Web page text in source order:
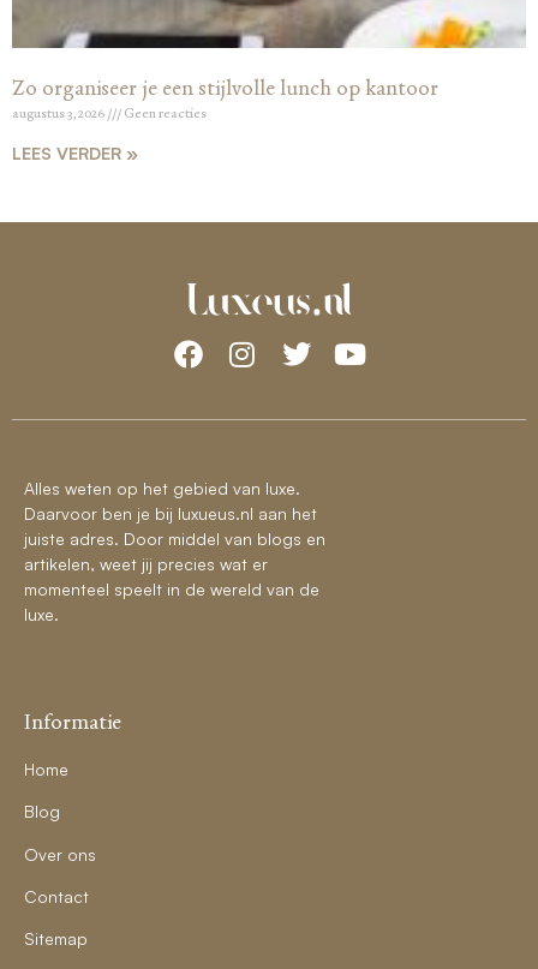
Zo organiseer je een stijlvolle lunch op kantoor
augustus 3, 2026 Geen reacties
LEES VERDER »
Alles weten op het gebied van luxe.
Daarvoor ben je bij luxueus.nl aan het
juiste adres. Door middel van blogs en
artikelen, weet jij precies wat er
momenteel speelt in de wereld van de
luxe.
Informatie
Home
Blog
Over ons
Contact
Sitemap